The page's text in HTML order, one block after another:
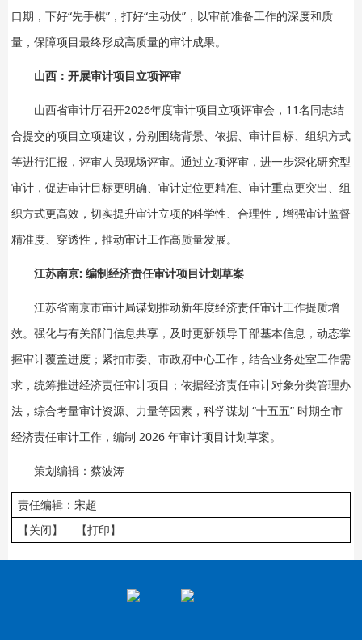
口期，下好“先手棋”，打好“主动仗”，以审前准备工作的深度和质
量，保障项目最终形成高质量的审计成果。
山西：开展审计项目立项评审
山西省审计厅召开2026年度审计项目立项评审会，11名同志结
合提交的项目立项建议，分别围绕背景、依据、审计目标、组织方式
等进行汇报，评审人员现场评审。通过立项评审，进一步深化研究型
审计，促进审计目标更明确、审计定位更精准、审计重点更突出、组
织方式更高效，切实提升审计立项的科学性、合理性，增强审计监督
精准度、穿透性，推动审计工作高质量发展。
江苏南京: 编制经济责任审计项目计划草案
江苏省南京市审计局谋划推动新年度经济责任审计工作提质增
效。强化与有关部门信息共享，及时更新领导干部基本信息，动态掌
握审计覆盖进度；紧扣市委、市政府中心工作，结合业务处室工作需
求，统筹推进经济责任审计项目；依据经济责任审计对象分类管理办
法，综合考量审计资源、力量等因素，科学谋划 “十五五” 时期全市
经济责任审计工作，编制 2026 年审计项目计划草案。
策划编辑：蔡波涛
责任编辑：宋超
【关闭】
【打印】